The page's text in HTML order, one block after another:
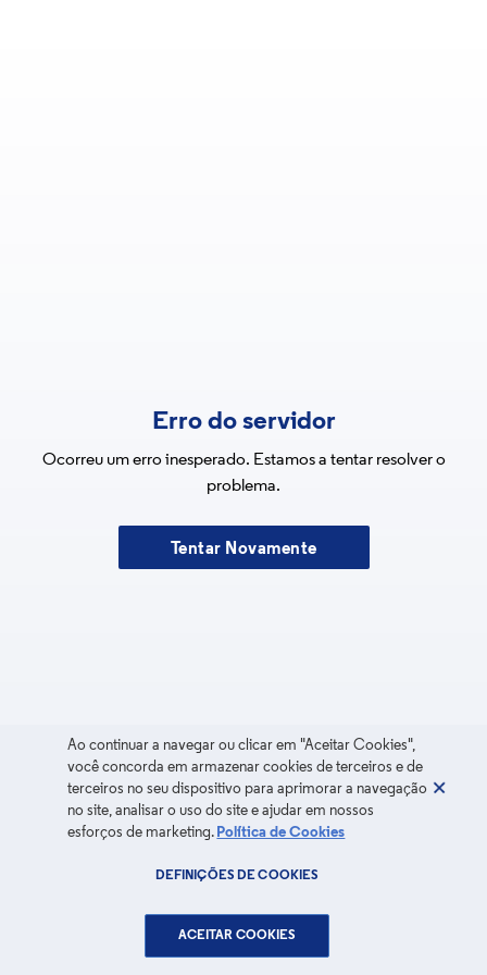
Erro do servidor
Ocorreu um erro inesperado. Estamos a tentar resolver o
problema.
Tentar Novamente
Ao continuar a navegar ou clicar em "Aceitar Cookies",
você concorda em armazenar cookies de terceiros e de
terceiros no seu dispositivo para aprimorar a navegação
no site, analisar o uso do site e ajudar em nossos
esforços de marketing. Política de Cookies
DEFINIÇÕES DE COOKIES
ACEITAR COOKIES